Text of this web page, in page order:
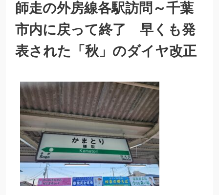
師走の外房線各駅訪問～千葉
市内に戻って終了 早くも発
表された「秋」のダイヤ改正